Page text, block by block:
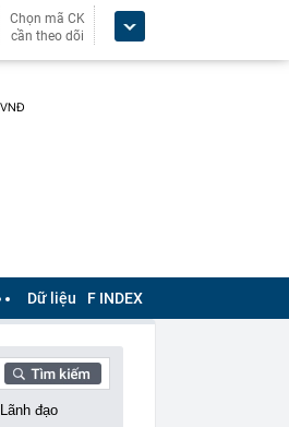
Chọn mã CK
cần theo dõi
Dữ liệu F INDEX
Lãnh đạo